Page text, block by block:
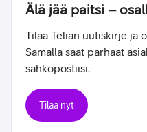
Älä jää paitsi –
Tilaa Telian uutiskirje ja
Samalla saat parhaat
sähköpostiisi.
Tilaa nyt